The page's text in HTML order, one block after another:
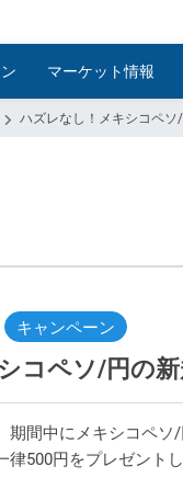
マーケット情報
ハズレなし！メキシコペ
キャンペーン
コペソ/円の
期間中にメキシコペ
500円をプレゼントし